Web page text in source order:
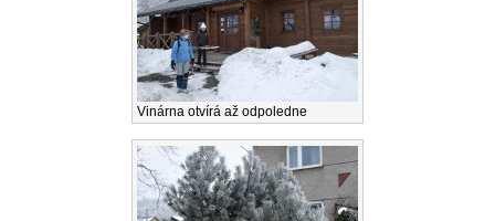
Vinárna otvírá až odpoledne